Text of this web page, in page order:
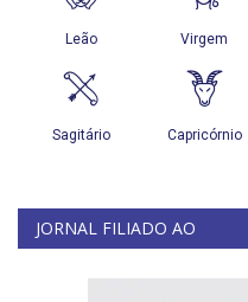
JORNAL FILIADO AO